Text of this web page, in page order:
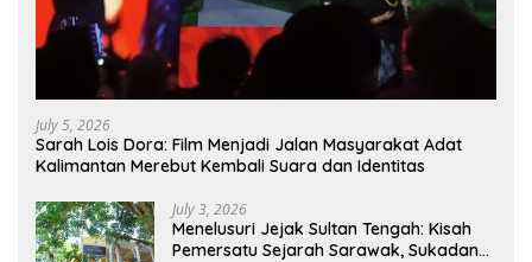
July 5, 2026
Sarah Lois Dora: Film Menjadi Jalan Masyarakat Adat
Kalimantan Merebut Kembali Suara dan Identitas
July 3, 2026
Menelusuri Jejak Sultan Tengah: Kisah
Pemersatu Sejarah Sarawak, Sukadana,